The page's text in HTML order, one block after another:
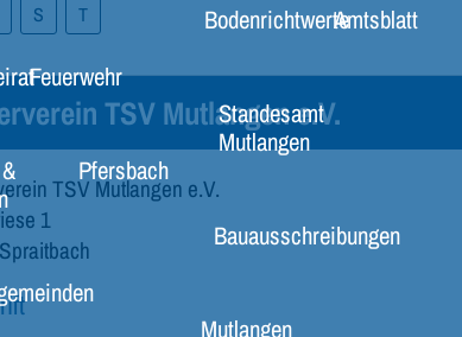
Feuerwehr
Pfersbach
BodenrichtwerteAmtsblatt
Standesamt
Mutlangen
Bauausschreibungen
Mutlangen
S T
TSV Mutlangen e.V.
TSV Mutlangen e.V.
1
Spraitbach